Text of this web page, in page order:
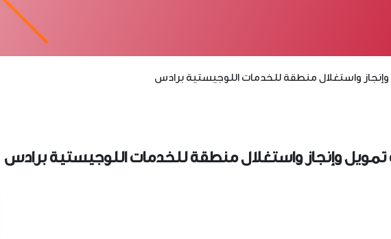
واستغلال منطقة للخدمات اللوجيستية برادس
تمويل وإنجاز واستغلال منطقة للخدمات اللوجيستية برادس